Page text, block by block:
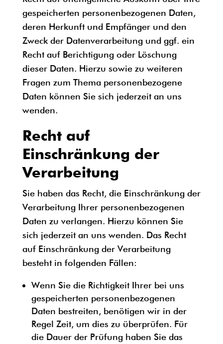
gespeicherten personenbezogenen Daten,
deren Herkunft und Empfänger und den
Zweck der Datenverarbeitung und ggf. ein
Recht auf Berichtigung oder Löschung
dieser Daten. Hierzu sowie zu weiteren
Fragen zum Thema personenbezogene
Daten können Sie sich jederzeit an uns
wenden.
Recht auf
Einschränkung der
Verarbeitung
Sie haben das Recht, die Einschränkung der
Verarbeitung Ihrer personenbezogenen
Daten zu verlangen. Hierzu können Sie
sich jederzeit an uns wenden. Das Recht
auf Einschränkung der Verarbeitung
besteht in folgenden Fällen:
Wenn Sie die Richtigkeit Ihrer bei uns
gespeicherten personenbezogenen
Daten bestreiten, benötigen wir in der
Regel Zeit, um dies zu überprüfen. Für
die Dauer der Prüfung haben Sie das